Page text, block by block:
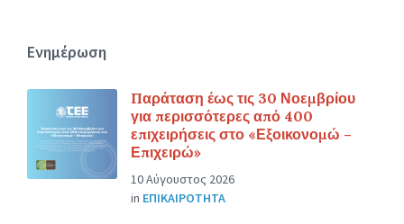
Ενημέρωση
Παράταση έως τις 30 Νοεμβρίου
για περισσότερες από 400
επιχειρήσεις στο «Εξοικονομώ –
Επιχειρώ»
10 Αύγουστος 2026
in ΕΠΙΚΑΙΡΟΤΗΤΑ